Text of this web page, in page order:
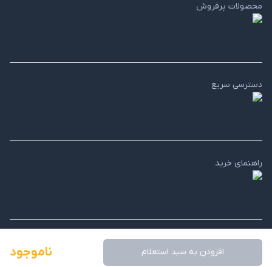
ناموجود افزودن به سبد استعلام
محصولات پرفروش
دسترسی سریع
راهنمای خرید